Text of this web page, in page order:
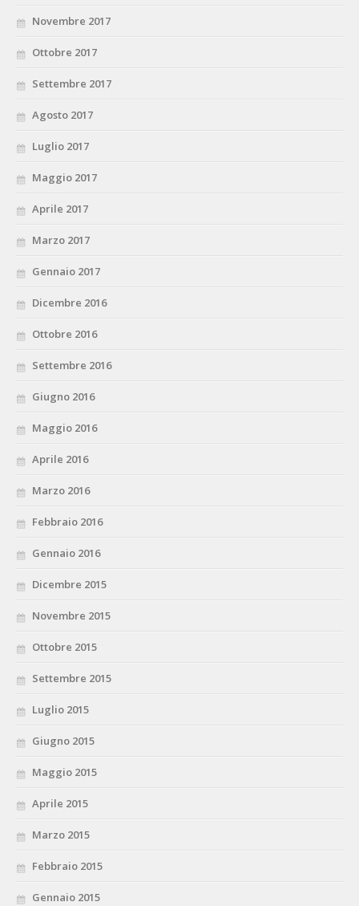
Novembre 2017
Ottobre 2017
Settembre 2017
Agosto 2017
Luglio 2017
Maggio 2017
Aprile 2017
Marzo 2017
Gennaio 2017
Dicembre 2016
Ottobre 2016
Settembre 2016
Giugno 2016
Maggio 2016
Aprile 2016
Marzo 2016
Febbraio 2016
Gennaio 2016
Dicembre 2015
Novembre 2015
Ottobre 2015
Settembre 2015
Luglio 2015
Giugno 2015
Maggio 2015
Aprile 2015
Marzo 2015
Febbraio 2015
Gennaio 2015